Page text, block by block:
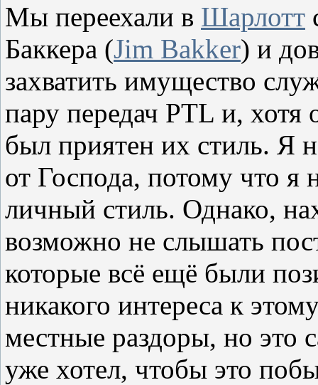
Мы переехали в Шарлотт
Баккера (Jim Bakker) и
захватить имущество
пару передач PTL и, хотя
был приятен их стиль. Я
от Господа, потому что
личный стиль. Однако,
возможно не слышать
которые всё ещё были
никакого интереса к
местные раздоры, но это
уже хотел, чтобы это